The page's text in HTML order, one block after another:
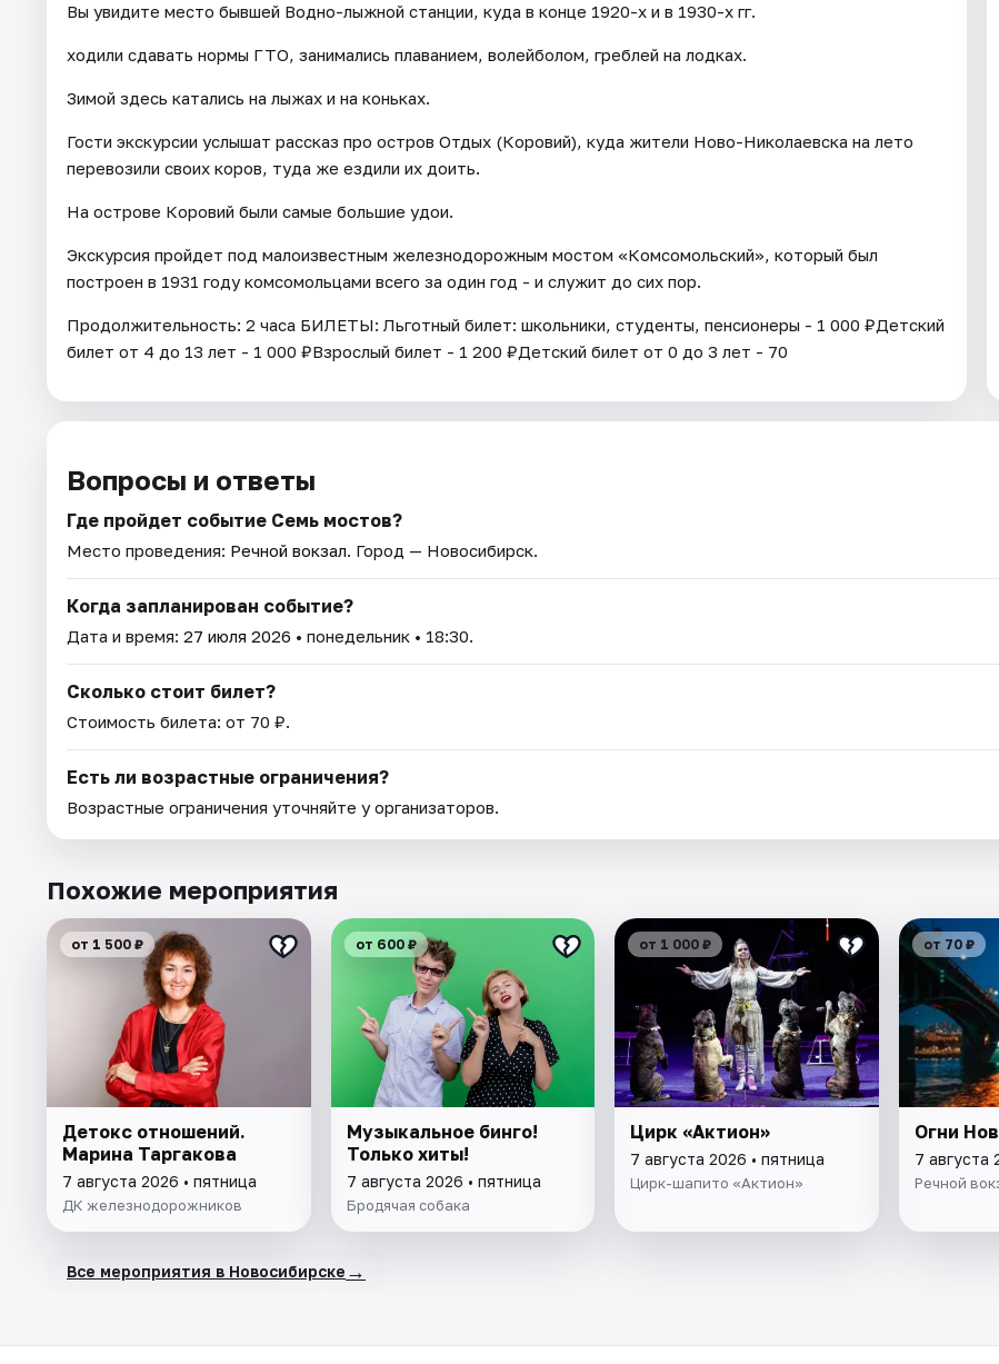
Вы увидите место бывшей Водно-лыжной станции, куда в конце 1920-х и в 1930-х гг.
ходили сдавать нормы ГТО, занимались плаванием, волейболом, греблей на лодках.
Зимой здесь катались на лыжах и на коньках.
​Гости экскурсии услышат рассказ про остров Отдых (Коровий), куда жители Ново-Николаевска на лето
перевозили своих коров, туда же ездили их доить.
На острове Коровий были самые большие удои.
Экскурсия пройдет под малоизвестным железнодорожным мостом «Комсомольский», который был
построен в 1931 году комсомольцами всего за один год - и служит до сих пор.
Продолжительность: 2 часа БИЛЕТЫ: Льготный билет: школьники, студенты, пенсионеры - 1 000 ₽Детский
билет от 4 до 13 лет - 1 000 ₽Взрослый билет - 1 200 ₽Детский билет от 0 до 3 лет - 70
Вопросы и ответы
Где пройдет событие Семь мостов?
Место проведения: Речной вокзал. Город — Новосибирск.
Когда запланирован событие?
Дата и время: 27 июля 2026 • понедельник • 18:30.
Сколько стоит билет?
Стоимость билета: от 70 ₽.
Есть ли возрастные ограничения?
Возрастные ограничения уточняйте у организаторов.
Похожие мероприятия
от 1 500 ₽
Детокс отношений.
Марина Таргакова
7 августа 2026 • пятница
ДК железнодорожников
от 600 ₽
Музыкальное бинго!
Только хиты!
7 августа 2026 • пятница
Бродячая собака
от 1 000 ₽
Цирк «Актион»
7 августа 2026 • пятница
Цирк-шапито «Актион»
от 70 ₽
Огни
7 августа
Речной
Все мероприятия в Новосибирске →